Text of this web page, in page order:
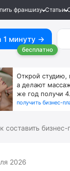
франшизу Статьи
1 минуту →
бесплатно
Открой студию,
а делают
же год получи
получить бизнес-
составить бизнес-
2026